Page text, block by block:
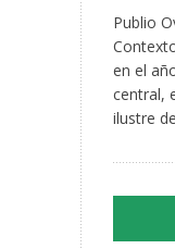
Publio
en el
central,
ilustre